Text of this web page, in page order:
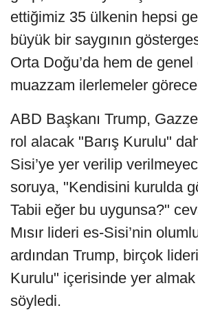
ettiğimiz 35 ülkenin hepsi
büyük bir saygının
Orta Doğu’da hem de
muazzam ilerlemeler
ABD Başkanı Trump,
rol alacak "Barış Kurulu"
Sisi’ye yer verilip
soruya, "Kendisini kurulda
Tabii eğer bu uygunsa?"
Mısır lideri es-Sisi’nin
ardından Trump, birçok
Kurulu" içerisinde yer
söyledi.